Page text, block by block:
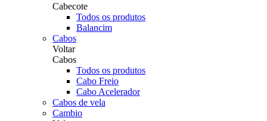
Cabecote
Todos os produtos
Balancim
Cabos
Voltar
Cabos
Todos os produtos
Cabo Freio
Cabo Acelerador
Cabos de vela
Cambio